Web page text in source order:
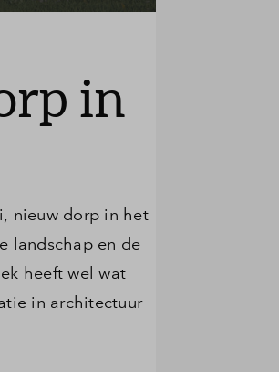
in
nieuw dorp in het
landschap en de
heeft wel wat
in architectuur